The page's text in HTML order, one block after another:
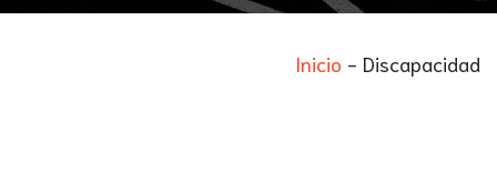
Inicio - Discapacidad